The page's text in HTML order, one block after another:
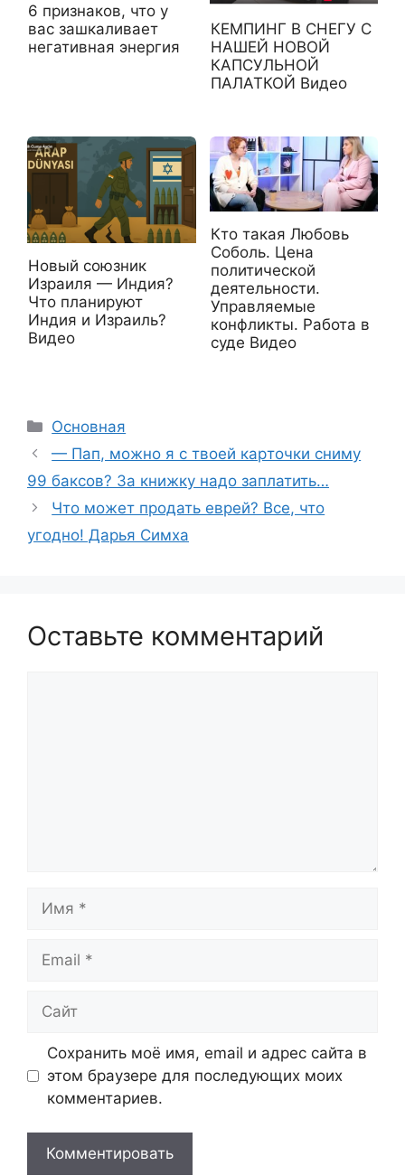
6 признаков, что у
вас зашкаливает
негативная энергия
КЕМПИНГ В СНЕГУ С
НАШЕЙ НОВОЙ
КАПСУЛЬНОЙ
ПАЛАТКОЙ Видео
Новый союзник
Израиля — Индия?
Что планируют
Индия и Израиль?
Видео
Кто такая Любовь
Соболь. Цена
политической
деятельности.
Управляемые
конфликты. Работа в
суде Видео
Рубрики
Основная
— Пап, можно я с твоей каpточки сниму
99 баксов? За книжку надо заплатить…
Что может продать еврей? Все, что
угодно! Дарья Симха
Оставьте комментарий
Сохранить моё имя, email и адрес сайта в
этом браузере для последующих моих
комментариев.